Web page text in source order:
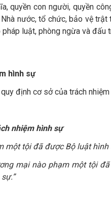
quyền con người, quyền
nước, tổ chức, bảo vệ
luật, phòng ngừa và đấu
hình sự
định cơ sở của trách
nhiệm hình sự
một tội đã được Bộ luật
mại nào phạm một tội